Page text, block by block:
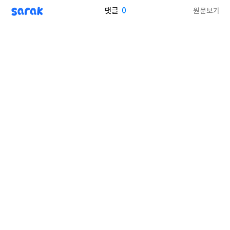
sarak 댓글 0 원문보기